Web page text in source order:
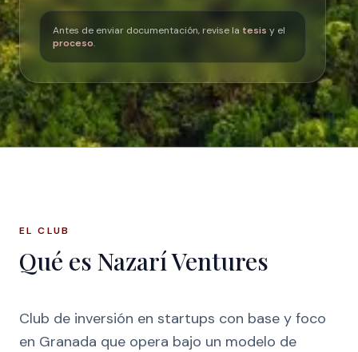
Antes de enviar documentación, revise la tesis y el
proceso.
EL CLUB
Qué es Nazarí Ventures
Club de inversión en startups con base y foco
en Granada que opera bajo un modelo de